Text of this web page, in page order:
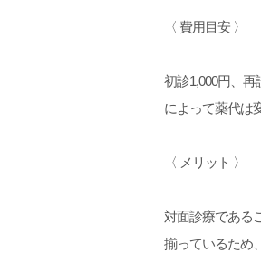
〈 費用目安 〉
初診1,000円、
によって薬代は
〈 メリット 〉
対面診療である
揃っているため